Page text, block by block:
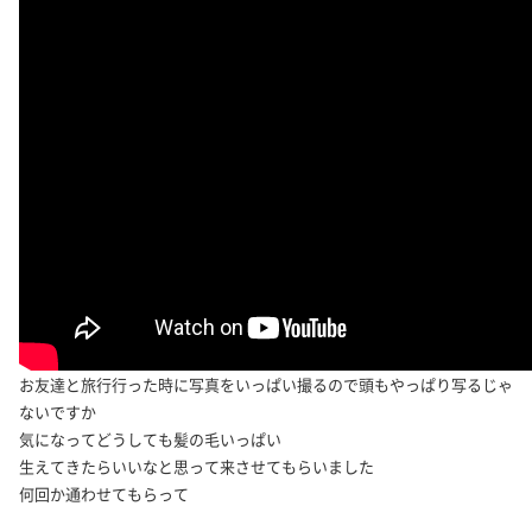
お友達と旅行行った時に写真をいっぱい撮るので頭もやっぱり写るじゃ
ないですか
気になってどうしても髪の毛いっぱい
生えてきたらいいなと思って来させてもらいました
何回か通わせてもらって